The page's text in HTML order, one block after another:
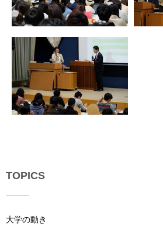
寄
附
を
す
る
お
問
い
交
セ
方
職
員
用
TOPICS
大学の動き